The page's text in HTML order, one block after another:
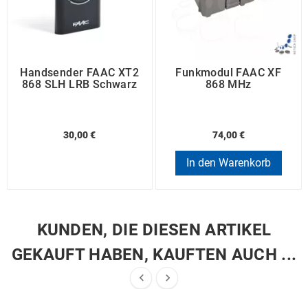
Handsender FAAC XT2
868 SLH LRB Schwarz
30,00 €
Funkmodul FAAC XF
868 MHz
74,00 €
In den Warenkorb
KUNDEN, DIE DIESEN ARTIKEL
GEKAUFT HABEN, KAUFTEN AUCH ...
 